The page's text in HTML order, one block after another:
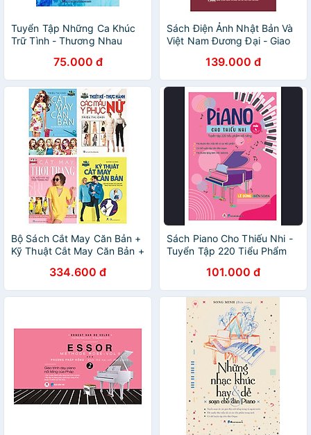
Tuyển Tập Những Ca Khúc
Trữ Tình - Thương Nhau
75.000 đ
Sách Điện Ảnh Nhật Bản Và
Việt Nam Đương Đại - Giao
139.000 đ
Bộ Sách Cắt May Căn Bản +
Kỹ Thuật Cắt May Căn Bản +
Kế Thực Hành Các Mẫu Y
Phục Nữ (Bộ 4 Cuốn)
334.600 đ
Sách Piano Cho Thiếu Nhi -
Tuyển Tập 220 Tiểu Phẩm
101.000 đ